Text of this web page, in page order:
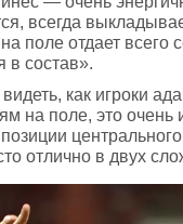
всегда
поле отдает всего
в состав».
как игроки
на поле, это очень
отлично в двух